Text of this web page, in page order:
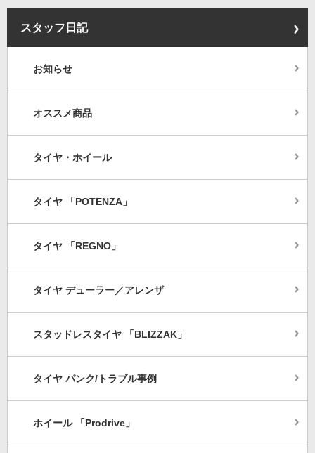
スタッフ日記
お知らせ
オススメ商品
タイヤ・ホイール
タイヤ 「POTENZA」
タイヤ 「REGNO」
タイヤ デューラー／アレンザ
スタッドレスタイヤ 「BLIZZAK」
タイヤ パンク/トラブル事例
ホイール 「Prodrive」